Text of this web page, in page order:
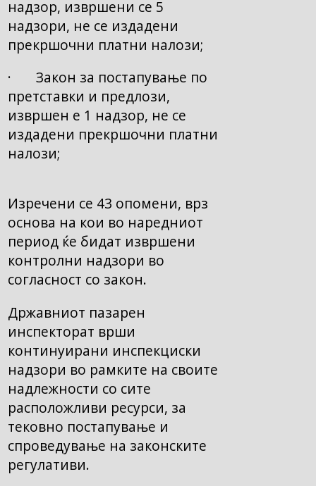
надзор, извршени се 5
надзори, не се издадени
прекршочни платни налози;
· Закон за постапување по
претставки и предлози,
извршен е 1 надзор, не се
издадени прекршочни платни
налози;
Изречени се 43 опомени, врз
основа на кои во наредниот
период ќе бидат извршени
контролни надзори во
согласност со закон.
Државниот пазарен
инспекторат врши
континуирани инспекциски
надзори во рамките на своите
надлежности со сите
расположливи ресурси, за
тековно постапување и
спроведување на законските
регулативи.